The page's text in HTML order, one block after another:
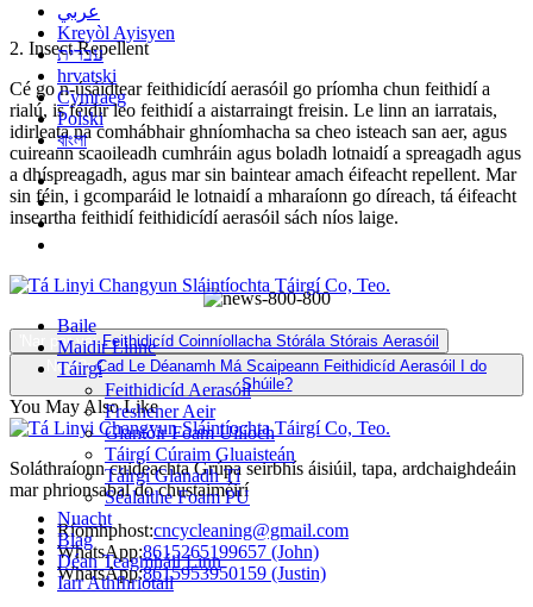
عربي
Kreyòl Ayisyen
עברית
hrvatski
Cymraeg
Polski
বাংলা
Baile
Maidir Linne
Táirgí
Feithidicíd Aerasóil
Freshener Aeir
Glantóir Foam Uilíoch
Táirgí Cúraim Gluaisteán
Táirgí Glanadh Tí
Séalaithe Foam PU
Nuacht
Blag
Déan Teagmháil Linn
Iarr Athfhriotail
2. Insect Repellent
Cé go n-úsáidtear feithidicídí aerasóil go príomha chun feithidí a
rialú, is féidir leo feithidí a aistarraingt freisin. Le linn an iarratais,
idirleata na comhábhair ghníomhacha sa cheo isteach san aer, agus
cuireann scaoileadh cumhráin agus boladh lotnaidí a spreagadh agus
a dhíspreagadh, agus mar sin baintear amach éifeacht repellent. Mar
sin féin, i gcomparáid le lotnaidí a mharaíonn go díreach, tá éifeacht
inseartha feithidí feithidicídí aerasóil sách níos laige.
'Nar par ya:Feithidicíd Coinníollacha Stórála Stórais Aerasóil
Next2:Cad Le Déanamh Má Scaipeann Feithidicíd Aerasóil I do
Shúile?
You May Also Like
Soláthraíonn cuideachta Grúpa seirbhís áisiúil, tapa, ardchaighdeáin
mar phrionsabal do chustaiméirí
Ríomhphost:cncycleaning@gmail.com
WhatsApp:8615265199657 (John)
WhatsApp:8615953950159 (Justin)